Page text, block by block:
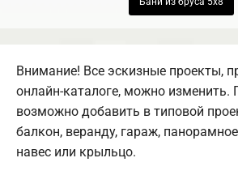
Внимание! Все эскизные проекты,
онлайн-каталоге, можно изменить.
возможно добавить в типовой
балкон, веранду, гараж,
навес или крыльцо.